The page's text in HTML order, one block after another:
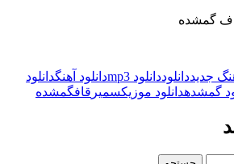
گمشده
جدیددانلوددانلود mp3 دانلود آهنگدانلود
گمشدهدانلود موزیکسمیر قافگمشده